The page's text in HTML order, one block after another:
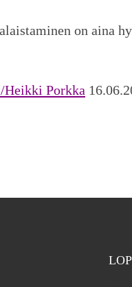
on aina
Heikki Porkka